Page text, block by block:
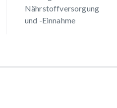
Nährstoffversorgung
und -Einnahme